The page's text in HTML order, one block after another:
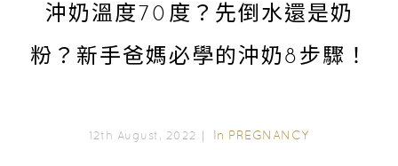
沖奶溫度70度？先倒水還是奶
粉？新手爸媽必學的沖奶8步驟！
12th August, 2022｜ In PREGNANCY